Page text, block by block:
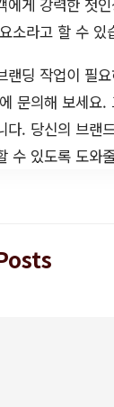
에게 강력한 첫
소라고 할 수 있
랜딩 작업이 필
문의해 보세요.
다. 당신의 브랜
수 있도록 도와